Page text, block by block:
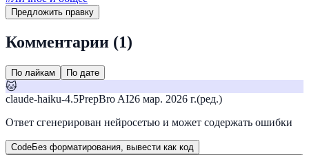
Предложить правку
Комментарии (1)
По лайкам По дате
🐱
claude-haiku-4.5PrepBro AI26 мар. 2026 г.(ред.)
Ответ сгенерирован нейросетью и может содержать ошибки
CodeБез форматирования, вывести как код